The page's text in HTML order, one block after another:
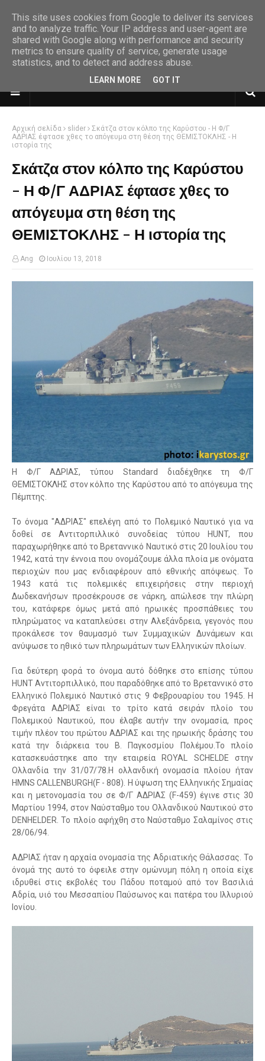
Αρχική σελίδα slider
Σκάτζα στον κόλπο της Καρύστου - Η Φ/Γ
ΑΔΡΙΑΣ έφτασε χθες το απόγευμα στη θέση της ΘΕΜΙΣΤΟΚΛΗΣ - Η
ιστορία της
Σκάτζα στον κόλπο της Καρύστου
- Η Φ/Γ ΑΔΡΙΑΣ έφτασε χθες το
απόγευμα στη θέση της
ΘΕΜΙΣΤΟΚΛΗΣ - Η ιστορία της
Ang Ιουλίου 13, 2018
Η Φ/Γ ΑΔΡΙΑΣ, τύπου Standard διαδέχθηκε τη Φ/Γ
ΘΕΜΙΣΤΟΚΛΗΣ στον κόλπο της Καρύστου από το απόγευμα της
Πέμπτης.
Το όνομα "ΑΔΡΙΑΣ" επελέγη από το Πολεμικό Ναυτικό για να
δοθεί σε Αντιτορπιλλικό συνοδείας τύπου HUNT, που
παραχωρήθηκε από το Βρεταννικό Ναυτικό στις 20 Ιουλίου του
1942, κατά την έννοια που ονομάζουμε άλλα πλοία με ονόματα
περιοχών που μας ενδιαφέρουν από εθνικής απόψεως. To
1943 κατά τις πολεμικές επιχειρήσεις στην περιοχή
Δωδεκανήσων προσέκρουσε σε νάρκη, απώλεσε την πλώρη
του, κατάφερε όμως μετά από ηρωικές προσπάθειες του
πληρώματος να καταπλεύσει στην Αλεξάνδρεια, γεγονός που
προκάλεσε τον θαυμασμό των Συμμαχικών Δυνάμεων και
ανύψωσε το ηθικό των πληρωμάτων των Ελληνικών πλοίων.
Για δεύτερη φορά το όνομα αυτό δόθηκε στο επίσης τύπου
HUNT Αντιτορπιλλικό, που παραδόθηκε από το Βρεταννικό στο
Ελληνικό Πολεμικό Ναυτικό στις 9 Φεβρουαρίου του 1945. Η
Φρεγάτα ΑΔΡΙΑΣ είναι το τρίτο κατά σειράν πλοίο του
Πολεμικού Ναυτικού, που έλαβε αυτήν την ονομασία, προς
τιμήν πλέον του πρώτου ΑΔΡΙΑΣ και της ηρωικής δράσης του
κατά την διάρκεια του Β. Παγκοσμίου Πολέμου.To πλοίο
κατασκευάστηκε απο την εταιρεία ROYAL SCHELDE στην
Ολλανδία την 31/07/78.Η ολλανδική ονομασία πλοίου ήταν
ΗΜΝS CALLENBURGH(F - 808). Η ύψωση της Ελληνικής Σημαίας
και η μετονομασία του σε Φ/Γ ΑΔΡΙΑΣ (F-459) έγινε στις 30
Μαρτίoυ 1994, στον Ναύσταθμο του Ολλανδικού Ναυτικού στο
DENHELDER. To πλοίο αφήχθη στο Ναύσταθμο Σαλαμίνος στις
28/06/94.
ΑΔΡΙΑΣ ήταν η αρχαία ονομασία της Αδριατικής Θάλασσας. Το
όνομά της αυτό το όφειλε στην ομώνυμη πόλη η οποία είχε
ιδρυθεί στις εκβολές του Πάδου ποταμού από τον Βασιλιά
Αδρία, υιό του Μεσσαπίου Παύσωνος και πατέρα του Ιλλυριού
Ιονίου.
This site uses cookies from Google to deliver its services
and to analyze traffic. Your IP address and user-agent are
shared with Google along with performance and security
metrics to ensure quality of service, generate usage
statistics, and to detect and address abuse.
LEARN MORE GOT IT